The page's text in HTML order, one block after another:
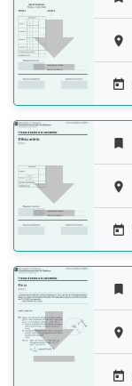
 








